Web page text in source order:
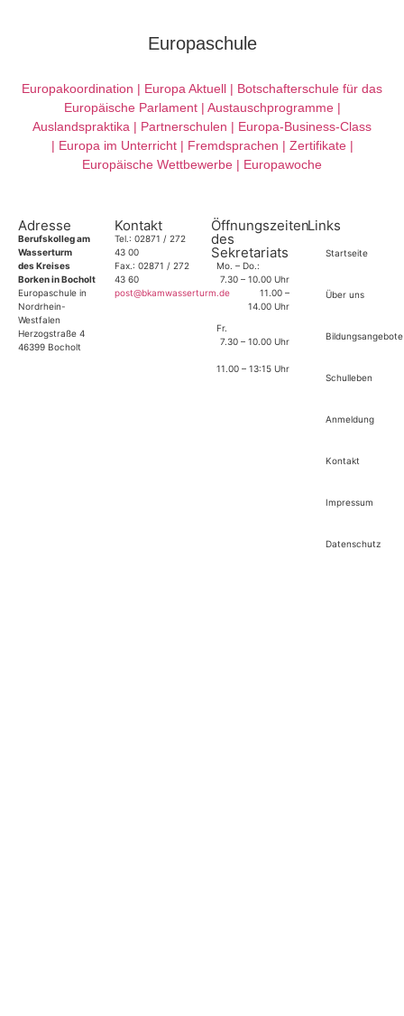
Europaschule
Europakoordination | Europa Aktuell | Botschafterschule für das
Europäische Parlament | Austauschprogramme |
Auslandspraktika | Partnerschulen | Europa-Business-Class
| Europa im Unterricht | Fremdsprachen | Zertifikate |
Europäische Wettbewerbe | Europawoche
Adresse
Berufskolleg am
Wasserturm
des Kreises
Borken in Bocholt
Europaschule in
Nordrhein-
Westfalen
Herzogstraße 4
46399 Bocholt
Kontakt
Tel.: 02871 / 272
43 00
Fax.: 02871 / 272
43 60
post@bkamwasserturm.de
Öffnungszeiten
des
Sekretariats
Mo. – Do.:
7.30 – 10.00 Uhr
11.00 –
14.00 Uhr
Fr.
7.30 – 10.00 Uhr
11.00 – 13:15 Uhr
Links
Startseite
Über uns
Bildungsangebote
Schulleben
Anmeldung
Kontakt
Impressum
Datenschutz